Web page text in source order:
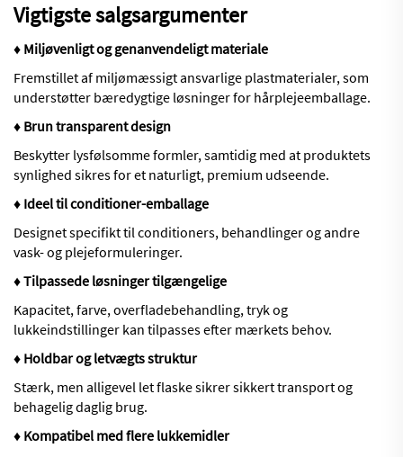
Vigtigste salgsargumenter
♦ Miljøvenligt og genanvendeligt materiale
Fremstillet af miljømæssigt ansvarlige plastmaterialer, som
understøtter bæredygtige løsninger for hårplejeemballage.
♦ Brun transparent design
Beskytter lysfølsomme formler, samtidig med at produktets
synlighed sikres for et naturligt, premium udseende.
♦ Ideel til conditioner-emballage
Designet specifikt til conditioners, behandlinger og andre
vask- og plejeformuleringer.
♦ Tilpassede løsninger tilgængelige
Kapacitet, farve, overfladebehandling, tryk og
lukkeindstillinger kan tilpasses efter mærkets behov.
♦ Holdbar og letvægts struktur
Stærk, men alligevel let flaske sikrer sikkert transport og
behagelig daglig brug.
♦ Kompatibel med flere lukkemidler